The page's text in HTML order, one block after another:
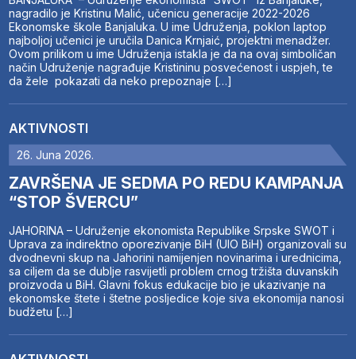
nagradilo je Kristinu Malić, učenicu generacije 2022-2026
Ekonomske škole Banjaluka. U ime Udruženja, poklon laptop
najboljoj učenici je uručila Danica Krnjaić, projektni menadžer.
Ovom prilikom u ime Udruženja istakla je da na ovaj simboličan
način Udruženje nagrađuje Kristininu posvećenost i uspjeh, te
da žele pokazati da neko prepoznaje […]
AKTIVNOSTI
26. Juna 2026.
ZAVRŠENA JE SEDMA PO REDU KAMPANJA
“STOP ŠVERCU”
JAHORINA – Udruženje ekonomista Republike Srpske SWOT i
Uprava za indirektno oporezivanje BiH (UIO BiH) organizovali su
dvodnevni skup na Jahorini namijenjen novinarima i urednicima,
sa ciljem da se dublje rasvijetli problem crnog tržišta duvanskih
proizvoda u BiH. Glavni fokus edukacije bio je ukazivanje na
ekonomske štete i štetne posljedice koje siva ekonomija nanosi
budžetu […]